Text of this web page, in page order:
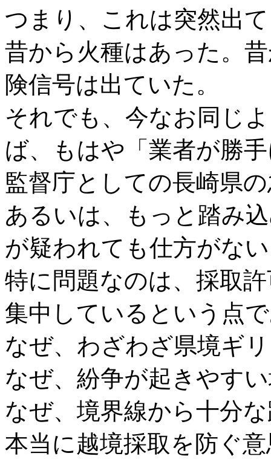
つまり、これは突然出
昔から火種はあった。
険信号は出ていた。
それでも、今なお同じ
ば、もはや「業者が勝
監督庁としての長崎県
あるいは、もっと踏み
が疑われても仕方がな
特に問題なのは、採取
集中しているという点
なぜ、わざわざ県境ギ
なぜ、紛争が起きやす
なぜ、境界線から十分
本当に越境採取を防ぐ